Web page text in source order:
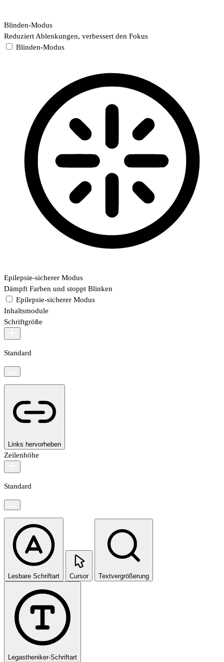
Blinden-Modus
Reduziert Ablenkungen, verbessert den Fokus
Blinden-Modus
Epilepsie-sicherer Modus
Dämpft Farben und stoppt Blinken
Epilepsie-sicherer Modus
Inhaltsmodule
Schriftgröße
Standard
Links hervorheben
Zeilenhöhe
Standard
Lesbare Schriftart Cursor Textvergrößerung
Legastheniker-Schriftart